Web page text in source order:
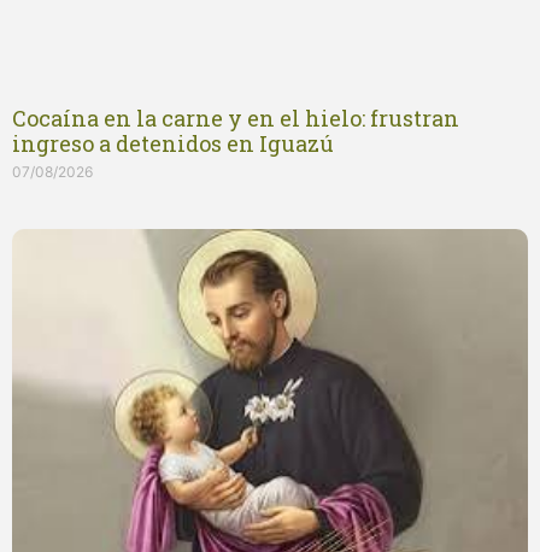
Cocaína en la carne y en el hielo: frustran
ingreso a detenidos en Iguazú
07/08/2026